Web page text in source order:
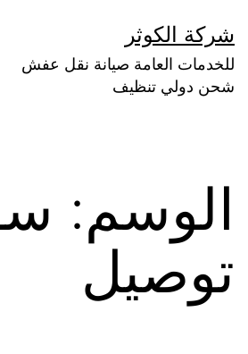
إلى
المحتوى
شركة الكوثر
للخدمات العامة صيانة نقل عفش
شحن دولي تنظيف
الوسم:
توصيل